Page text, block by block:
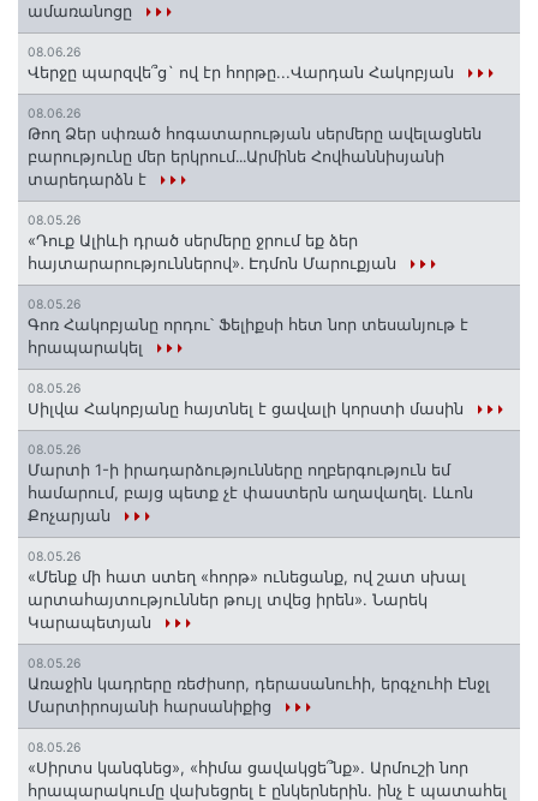
ամառանոցը
08.06.26
Վերջը պարզվե՞ց` ով էր հորթը...Վարդան Հակոբյան
08.06.26
Թող Ձեր սփռած հոգատարության սերմերը ավելացնեն
բարությունը մեր երկրում․․․Արմինե Հովհաննիսյանի
տարեդարձն է
08.05.26
«Դուք Ալիևի դրած սերմերը ջրում եք ձեր
հայտարարություններով»․ Էդմոն Մարուքյան
08.05.26
Գոռ Հակոբյանը որդու՝ Ֆելիքսի հետ նոր տեսանյութ է
հրապարակել
08.05.26
Սիլվա Հակոբյանը հայտնել է ցավալի կորստի մասին
08.05.26
Մարտի 1-ի իրադարձությունները ողբերգություն եմ
համարում, բայց պետք չէ փաստերն աղավաղել. Լևոն
Քոչարյան
08.05.26
«Մենք մի հատ ստեղ «հորթ» ունեցանք, ով շատ սխալ
արտահայտություններ թույլ տվեց իրեն». Նարեկ
Կարապետյան
08.05.26
Առաջին կադրերը ռեժիսոր, դերասանուհի, երգչուհի Էնջլ
Մարտիրոսյանի հարսանիքից
08.05.26
«Սիրտս կանգնեց», «հիմա ցավակցե՞նք». Արմուշի նոր
հրապարակումը վախեցրել է ընկերներին. ինչ է պատահել